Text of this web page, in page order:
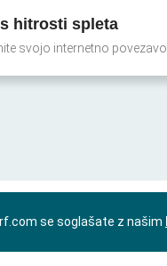
hitrosti spleta
svojo internetno povezavo
se soglašate z našim